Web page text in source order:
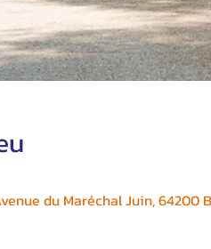
du Maréchal Juin, 64200